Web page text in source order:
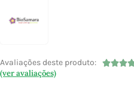
Avaliações deste produto: 
(ver avaliações)